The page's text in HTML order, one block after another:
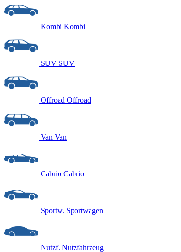
Kombi Kombi
SUV SUV
Offroad Offroad
Van Van
Cabrio Cabrio
Sportw. Sportwagen
Nutzf. Nutzfahrzeug